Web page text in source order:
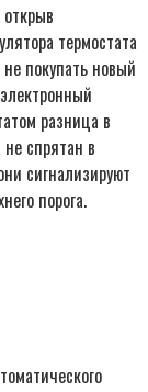
термостата
покупать новый
разница в
спрятан в
сигнализируют
порога.